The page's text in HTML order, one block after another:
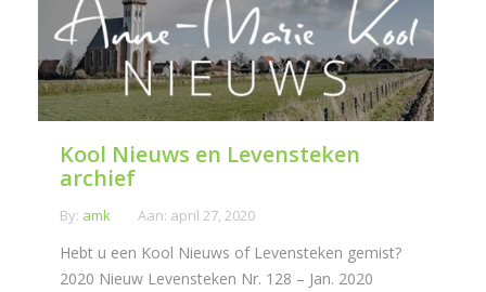
Kool Nieuws en Levensteken
archief
By: amk Aan: april 27, 2020
Hebt u een Kool Nieuws of Levensteken gemist?
2020 Nieuw Levensteken Nr. 128 – Jan. 2020